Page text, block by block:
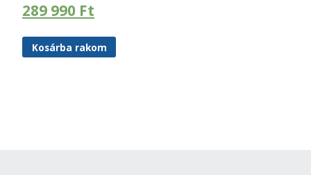
289 990 Ft
Kosárba rakom